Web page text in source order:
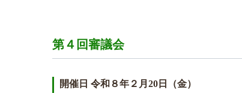
第４回審議会
開催日 令和８年２月20日（金）